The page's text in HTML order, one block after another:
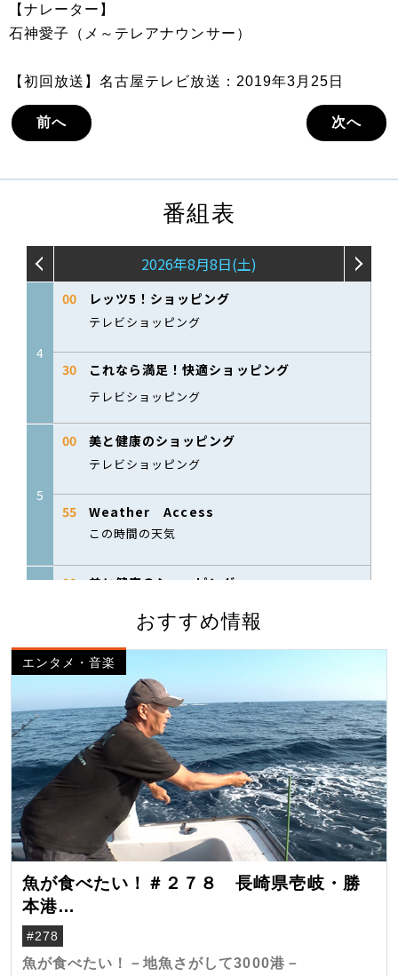
【ナレーター】
石神愛子（メ～テレアナウンサー）
【初回放送】名古屋テレビ放送：2019年3月25日
前へ 次へ
番組表
おすすめ情報
エンタメ・音楽
魚が食べたい！＃２７８ 長崎県壱岐・勝
本港
（クロマグロ）
#278
魚が食べたい！－地魚さがして3000港－